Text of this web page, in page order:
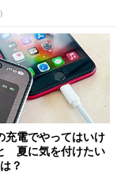
充電でやってはいけ
夏に気を付けたい
？